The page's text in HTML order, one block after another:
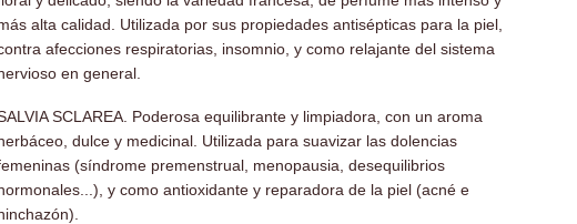
alta calidad. Utilizada por sus propiedades antisépticas para la piel,
afecciones respiratorias, insomnio, y como relajante del sistema
en general.
SCLAREA. Poderosa equilibrante y limpiadora, con un aroma
dulce y medicinal. Utilizada para suavizar las dolencias
(síndrome premenstrual, menopausia, desequilibrios
y como antioxidante y reparadora de la piel (acné e